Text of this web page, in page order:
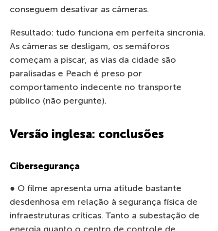
conseguem desativar as câmeras.
Resultado: tudo funciona em perfeita sincronia.
As câmeras se desligam, os semáforos
começam a piscar, as vias da cidade são
paralisadas e Peach é preso por
comportamento indecente no transporte
público (não pergunte).
Versão inglesa: conclusões
Cibersegurança
● O filme apresenta uma atitude bastante
desdenhosa em relação à segurança física de
infraestruturas críticas. Tanto a subestação de
energia quanto o centro de controle de